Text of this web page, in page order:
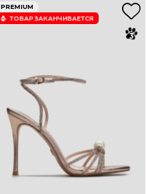
PREMIUM
ТОВАР ЗАКАНЧИВАЕТСЯ